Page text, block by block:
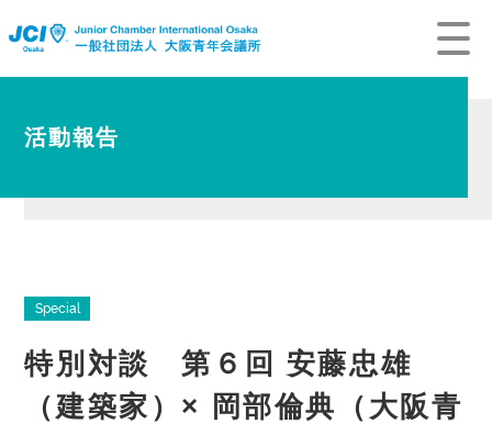
活動報告
Special
特別対談 第６回 安藤忠雄
（建築家）× 岡部倫典（大阪青